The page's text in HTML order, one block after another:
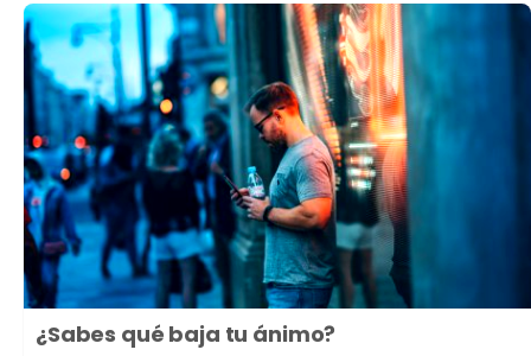
¿Sabes qué baja tu ánimo?